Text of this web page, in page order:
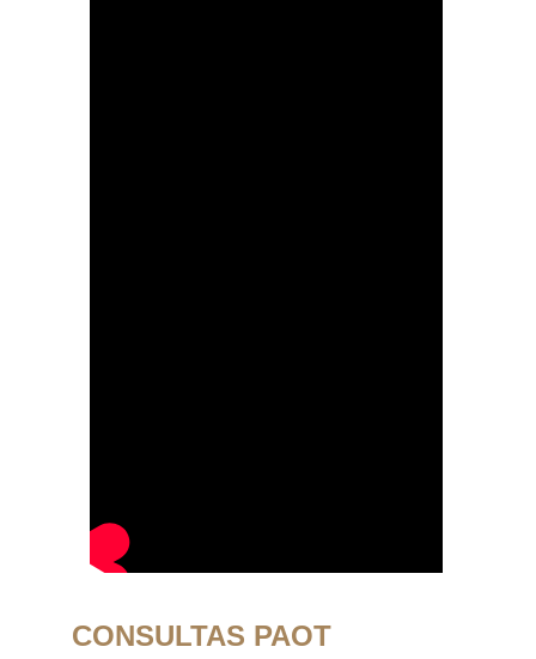
CONSULTAS PAOT